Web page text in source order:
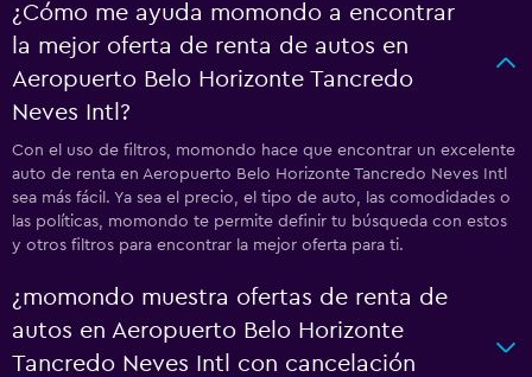
¿Cómo me ayuda momondo a encontrar
la mejor oferta de renta de autos en
Aeropuerto Belo Horizonte Tancredo
Neves Intl?
Con el uso de filtros, momondo hace que encontrar un excelente
auto de renta en Aeropuerto Belo Horizonte Tancredo Neves Intl
sea más fácil. Ya sea el precio, el tipo de auto, las comodidades o
las políticas, momondo te permite definir tu búsqueda con estos
y otros filtros para encontrar la mejor oferta para ti.
¿momondo muestra ofertas de renta de
autos en Aeropuerto Belo Horizonte
Tancredo Neves Intl con cancelación